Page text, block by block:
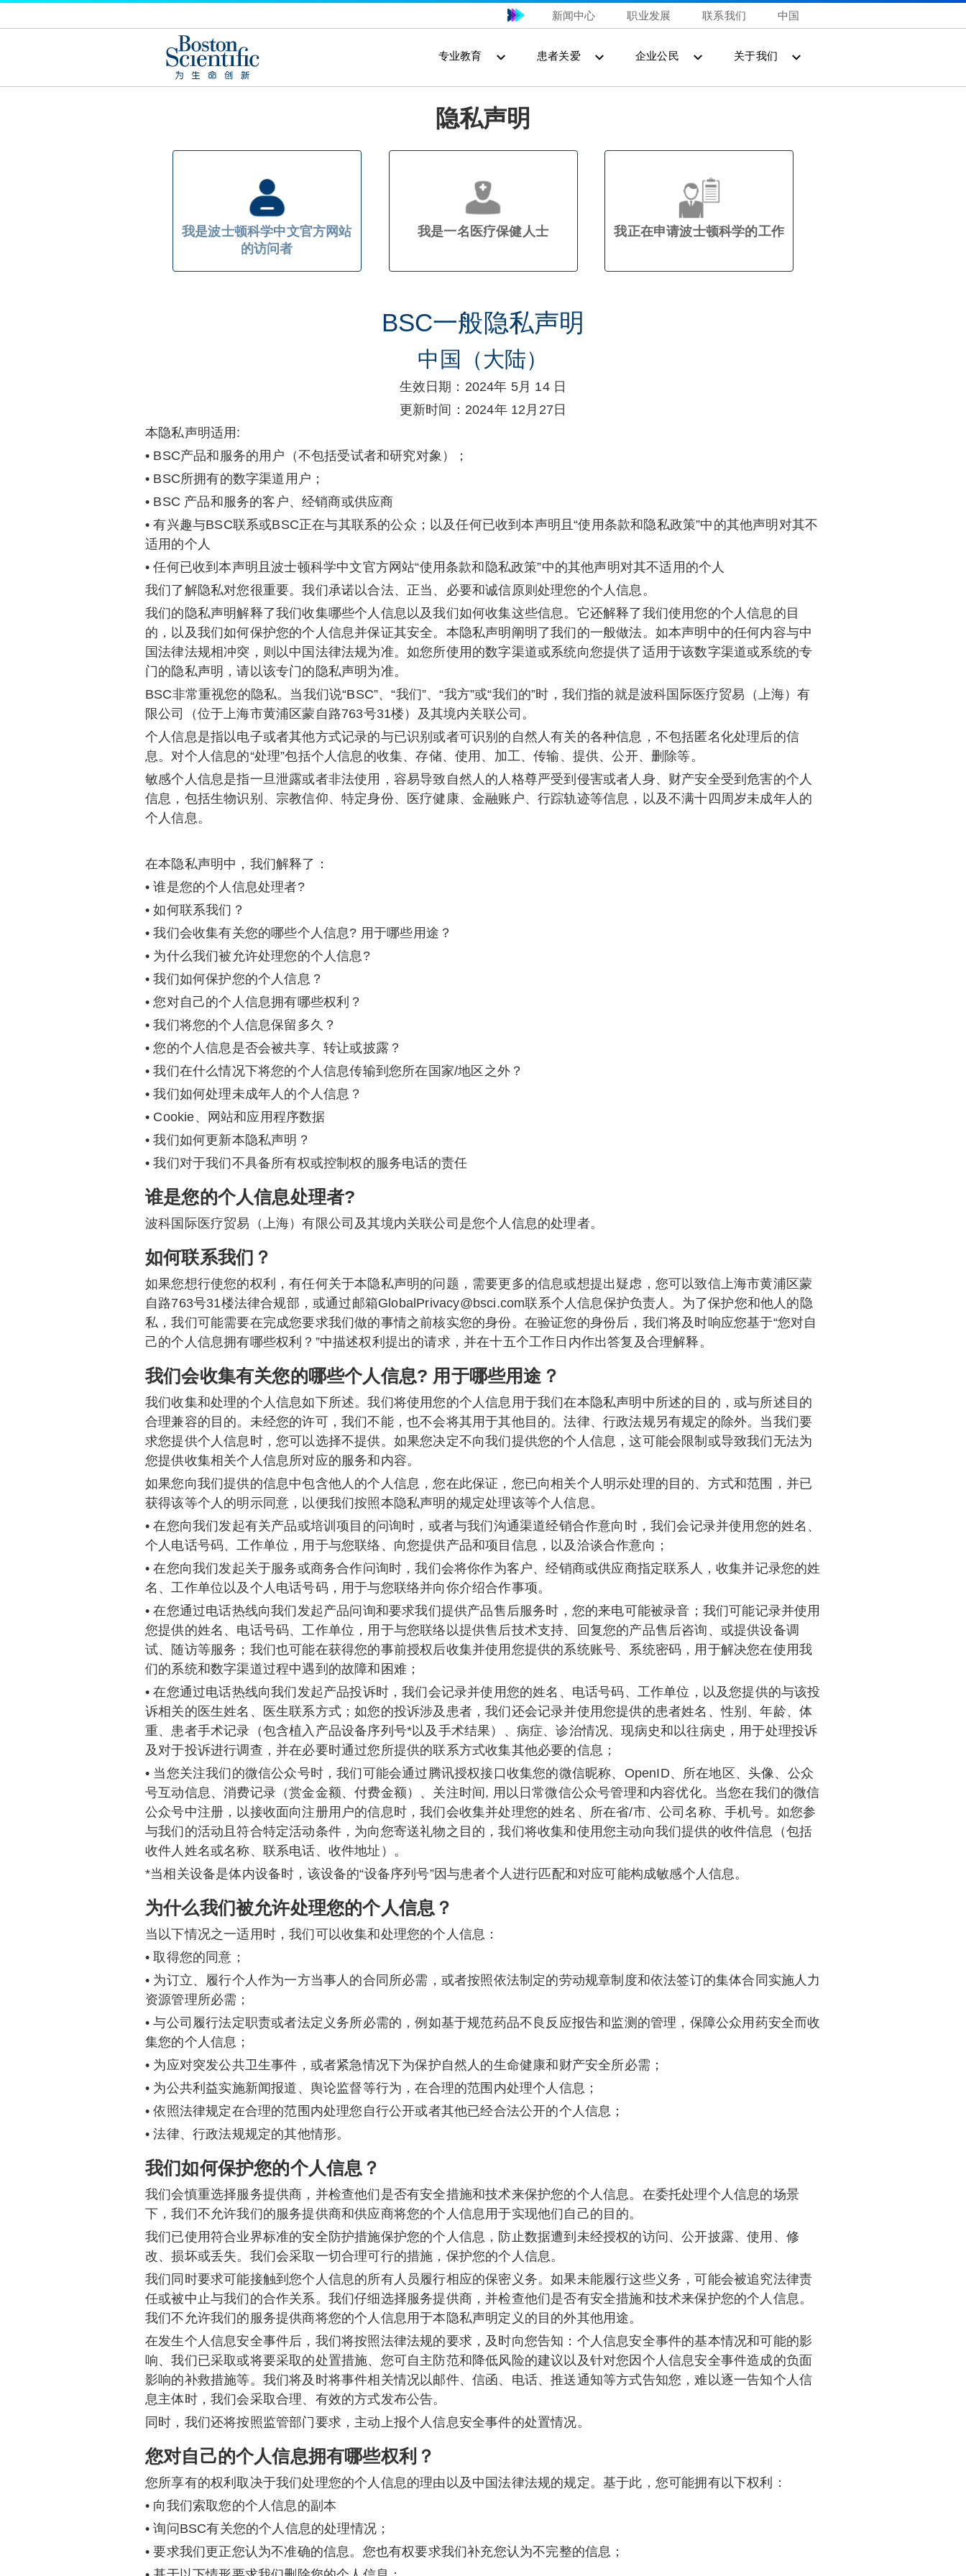
新闻中心 职业发展 联系我们 中国
专业教育 患者关爱 企业公民 关于我们
隐私声明
我是波士顿科学中文官方网站
的访问者
我是一名医疗保健人士 我正在申请波士顿科学的工作
BSC一般隐私声明
中国（大陆）
生效日期：2024年 5月 14 日
更新时间：2024年 12月27日
本隐私声明适用:
• BSC产品和服务的用户（不包括受试者和研究对象）；
• BSC所拥有的数字渠道用户；
• BSC 产品和服务的客户、经销商或供应商
• 有兴趣与BSC联系或BSC正在与其联系的公众；以及任何已收到本声明且“使用条款和隐私政策”中的其他声明对其不
适用的个人
• 任何已收到本声明且波士顿科学中文官方网站“使用条款和隐私政策”中的其他声明对其不适用的个人
我们了解隐私对您很重要。我们承诺以合法、正当、必要和诚信原则处理您的个人信息。
我们的隐私声明解释了我们收集哪些个人信息以及我们如何收集这些信息。它还解释了我们使用您的个人信息的目
的，以及我们如何保护您的个人信息并保证其安全。本隐私声明阐明了我们的一般做法。如本声明中的任何内容与中
国法律法规相冲突，则以中国法律法规为准。如您所使用的数字渠道或系统向您提供了适用于该数字渠道或系统的专
门的隐私声明，请以该专门的隐私声明为准。
BSC非常重视您的隐私。当我们说“BSC”、“我们”、“我方”或“我们的”时，我们指的就是波科国际医疗贸易（上海）有
限公司（位于上海市黄浦区蒙自路763号31楼）及其境内关联公司。
个人信息是指以电子或者其他方式记录的与已识别或者可识别的自然人有关的各种信息，不包括匿名化处理后的信
息。对个人信息的“处理”包括个人信息的收集、存储、使用、加工、传输、提供、公开、删除等。
敏感个人信息是指一旦泄露或者非法使用，容易导致自然人的人格尊严受到侵害或者人身、财产安全受到危害的个人
信息，包括生物识别、宗教信仰、特定身份、医疗健康、金融账户、行踪轨迹等信息，以及不满十四周岁未成年人的
个人信息。
在本隐私声明中，我们解释了：
• 谁是您的个人信息处理者?
• 如何联系我们？
• 我们会收集有关您的哪些个人信息? 用于哪些用途？
• 为什么我们被允许处理您的个人信息?
• 我们如何保护您的个人信息？
• 您对自己的个人信息拥有哪些权利？
• 我们将您的个人信息保留多久？
• 您的个人信息是否会被共享、转让或披露？
• 我们在什么情况下将您的个人信息传输到您所在国家/地区之外？
• 我们如何处理未成年人的个人信息？
• Cookie、网站和应用程序数据
• 我们如何更新本隐私声明？
• 我们对于我们不具备所有权或控制权的服务电话的责任
谁是您的个人信息处理者?
波科国际医疗贸易（上海）有限公司及其境内关联公司是您个人信息的处理者。
如何联系我们？
如果您想行使您的权利，有任何关于本隐私声明的问题，需要更多的信息或想提出疑虑，您可以致信上海市黄浦区蒙
自路763号31楼法律合规部，或通过邮箱GlobalPrivacy@bsci.com联系个人信息保护负责人。为了保护您和他人的隐
私，我们可能需要在完成您要求我们做的事情之前核实您的身份。在验证您的身份后，我们将及时响应您基于“您对自
己的个人信息拥有哪些权利？”中描述权利提出的请求，并在十五个工作日内作出答复及合理解释。
我们会收集有关您的哪些个人信息? 用于哪些用途？
我们收集和处理的个人信息如下所述。我们将使用您的个人信息用于我们在本隐私声明中所述的目的，或与所述目的
合理兼容的目的。未经您的许可，我们不能，也不会将其用于其他目的。法律、行政法规另有规定的除外。当我们要
求您提供个人信息时，您可以选择不提供。如果您决定不向我们提供您的个人信息，这可能会限制或导致我们无法为
您提供收集相关个人信息所对应的服务和内容。
如果您向我们提供的信息中包含他人的个人信息，您在此保证，您已向相关个人明示处理的目的、方式和范围，并已
获得该等个人的明示同意，以便我们按照本隐私声明的规定处理该等个人信息。
• 在您向我们发起有关产品或培训项目的问询时，或者与我们沟通渠道经销合作意向时，我们会记录并使用您的姓名、
个人电话号码、工作单位，用于与您联络、向您提供产品和项目信息，以及洽谈合作意向；
• 在您向我们发起关于服务或商务合作问询时，我们会将你作为客户、经销商或供应商指定联系人，收集并记录您的姓
名、工作单位以及个人电话号码，用于与您联络并向你介绍合作事项。
• 在您通过电话热线向我们发起产品问询和要求我们提供产品售后服务时，您的来电可能被录音；我们可能记录并使用
您提供的姓名、电话号码、工作单位，用于与您联络以提供售后技术支持、回复您的产品售后咨询、或提供设备调
试、随访等服务；我们也可能在获得您的事前授权后收集并使用您提供的系统账号、系统密码，用于解决您在使用我
们的系统和数字渠道过程中遇到的故障和困难；
• 在您通过电话热线向我们发起产品投诉时，我们会记录并使用您的姓名、电话号码、工作单位，以及您提供的与该投
诉相关的医生姓名、医生联系方式；如您的投诉涉及患者，我们还会记录并使用您提供的患者姓名、性别、年龄、体
重、患者手术记录（包含植入产品设备序列号*以及手术结果）、病症、诊治情况、现病史和以往病史，用于处理投诉
及对于投诉进行调查，并在必要时通过您所提供的联系方式收集其他必要的信息；
• 当您关注我们的微信公众号时，我们可能会通过腾讯授权接口收集您的微信昵称、OpenID、所在地区、头像、公众
号互动信息、消费记录（赏金金额、付费金额）、关注时间, 用以日常微信公众号管理和内容优化。当您在我们的微信
公众号中注册，以接收面向注册用户的信息时，我们会收集并处理您的姓名、所在省/市、公司名称、手机号。如您参
与我们的活动且符合特定活动条件，为向您寄送礼物之目的，我们将收集和使用您主动向我们提供的收件信息（包括
收件人姓名或名称、联系电话、收件地址）。
*当相关设备是体内设备时，该设备的“设备序列号”因与患者个人进行匹配和对应可能构成敏感个人信息。
为什么我们被允许处理您的个人信息？
当以下情况之一适用时，我们可以收集和处理您的个人信息：
• 取得您的同意；
• 为订立、履行个人作为一方当事人的合同所必需，或者按照依法制定的劳动规章制度和依法签订的集体合同实施人力
资源管理所必需；
• 与公司履行法定职责或者法定义务所必需的，例如基于规范药品不良反应报告和监测的管理，保障公众用药安全而收
集您的个人信息；
• 为应对突发公共卫生事件，或者紧急情况下为保护自然人的生命健康和财产安全所必需；
• 为公共利益实施新闻报道、舆论监督等行为，在合理的范围内处理个人信息；
• 依照法律规定在合理的范围内处理您自行公开或者其他已经合法公开的个人信息；
• 法律、行政法规规定的其他情形。
我们如何保护您的个人信息？
我们会慎重选择服务提供商，并检查他们是否有安全措施和技术来保护您的个人信息。在委托处理个人信息的场景
下，我们不允许我们的服务提供商和供应商将您的个人信息用于实现他们自己的目的。
我们已使用符合业界标准的安全防护措施保护您的个人信息，防止数据遭到未经授权的访问、公开披露、使用、修
改、损坏或丢失。我们会采取一切合理可行的措施，保护您的个人信息。
我们同时要求可能接触到您个人信息的所有人员履行相应的保密义务。如果未能履行这些义务，可能会被追究法律责
任或被中止与我们的合作关系。我们仔细选择服务提供商，并检查他们是否有安全措施和技术来保护您的个人信息。
我们不允许我们的服务提供商将您的个人信息用于本隐私声明定义的目的外其他用途。
在发生个人信息安全事件后，我们将按照法律法规的要求，及时向您告知：个人信息安全事件的基本情况和可能的影
响、我们已采取或将要采取的处置措施、您可自主防范和降低风险的建议以及针对您因个人信息安全事件造成的负面
影响的补救措施等。我们将及时将事件相关情况以邮件、信函、电话、推送通知等方式告知您，难以逐一告知个人信
息主体时，我们会采取合理、有效的方式发布公告。
同时，我们还将按照监管部门要求，主动上报个人信息安全事件的处置情况。
您对自己的个人信息拥有哪些权利？
您所享有的权利取决于我们处理您的个人信息的理由以及中国法律法规的规定。基于此，您可能拥有以下权利：
• 向我们索取您的个人信息的副本
• 询问BSC有关您的个人信息的处理情况；
• 要求我们更正您认为不准确的信息。您也有权要求我们补充您认为不完整的信息；